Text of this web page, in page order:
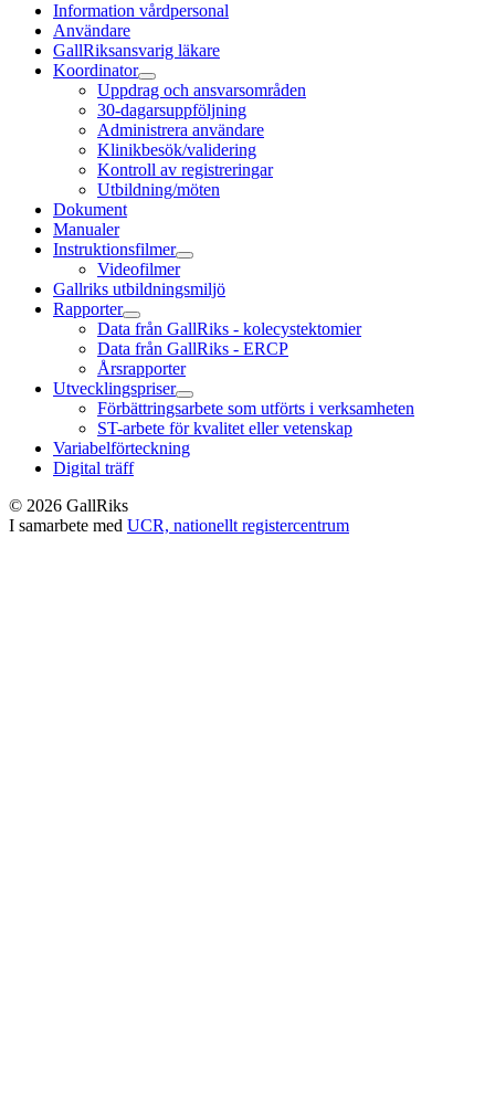
Information vårdpersonal
Användare
GallRiksansvarig läkare
Koordinator
Uppdrag och ansvarsområden
30-dagarsuppföljning
Administrera användare
Klinikbesök/validering
Kontroll av registreringar
Utbildning/möten
Dokument
Manualer
Instruktionsfilmer
Videofilmer
Gallriks utbildningsmiljö
Rapporter
Data från GallRiks - kolecystektomier
Data från GallRiks - ERCP
Årsrapporter
Utvecklingspriser
Förbättringsarbete som utförts i verksamheten
ST-arbete för kvalitet eller vetenskap
Variabelförteckning
Digital träff
© 2026 GallRiks
I samarbete med UCR, nationellt registercentrum